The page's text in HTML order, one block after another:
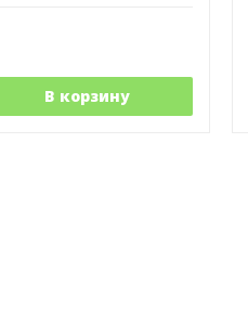
В корзину